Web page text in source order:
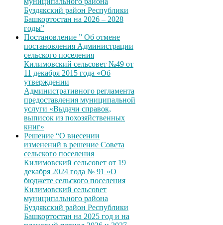
Буздякский район Республики
Башкортостан на 2026 – 2028
годы”
Постановление ” Об отмене
постановления Администрации
сельского поселения
Килимовский сельсовет №49 от
11 декабря 2015 года «Об
утверждении
Административного регламента
предоставления муниципальной
услуги «Выдачи справок,
выписок из похозяйственных
книг»
Решение “О внесении
изменений в решение Совета
сельского поселения
Килимовский сельсовет от 19
декабря 2024 года № 91 «О
бюджете сельского поселения
Килимовский сельсовет
муниципального района
Буздякский район Республики
Башкортостан на 2025 год и на